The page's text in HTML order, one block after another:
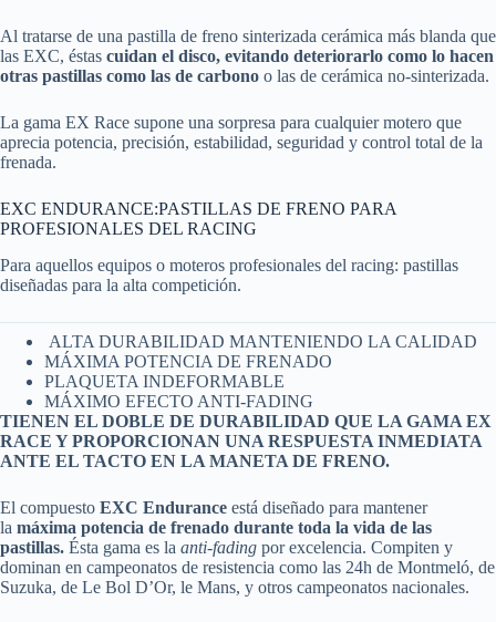
Al tratarse de una pastilla de freno sinterizada cerámica más blanda que
las EXC, éstas cuidan el disco, evitando deteriorarlo como lo hacen
otras pastillas como las de carbono o las de cerámica no-sinterizada.
La gama EX Race supone una sorpresa para cualquier motero que
aprecia potencia, precisión, estabilidad, seguridad y control total de la
frenada.
EXC ENDURANCE:PASTILLAS DE FRENO PARA
PROFESIONALES DEL RACING
Para aquellos equipos o moteros profesionales del racing: pastillas
diseñadas para la alta competición.
ALTA DURABILIDAD MANTENIENDO LA CALIDAD
MÁXIMA POTENCIA DE FRENADO
PLAQUETA INDEFORMABLE
MÁXIMO EFECTO ANTI-FADING
TIENEN EL DOBLE DE DURABILIDAD QUE LA GAMA EX
RACE Y PROPORCIONAN UNA RESPUESTA INMEDIATA
ANTE EL TACTO EN LA MANETA DE FRENO.
El compuesto EXC Endurance está diseñado para mantener
la máxima potencia de frenado durante toda la vida de las
pastillas. Ésta gama es la anti-fading por excelencia. Compiten y
dominan en campeonatos de resistencia como las 24h de Montmeló, de
Suzuka, de Le Bol D’Or, le Mans, y otros campeonatos nacionales.